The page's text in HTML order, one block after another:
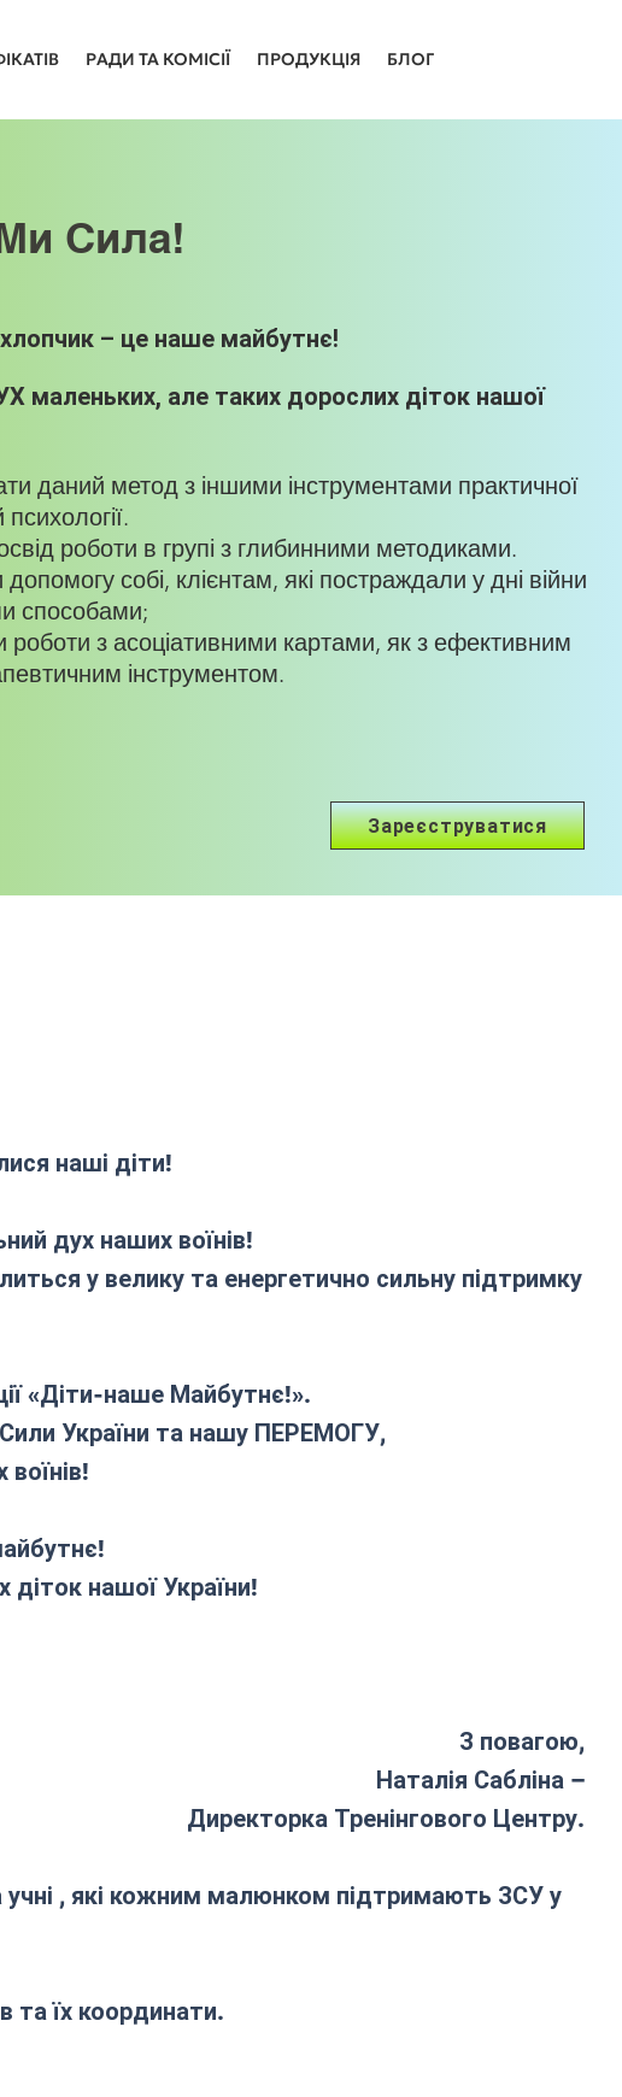
РАДИ ТА КОМІСІЇ ПРОДУКЦІЯ БЛОГ
Сила!
– це наше майбутнє!
маленьких, але таких дорослих діток нашої
даний метод з іншими інструментами практичної
психології.
роботи в групі з глибинними методиками.
собі, клієнтам, які постраждали у дні війни
способами;
з асоціативними картами, як з ефективним
інструментом.
Зареєструватися
наші діти!
дух наших воїнів!
у велику та енергетично сильну підтримку
«Діти-наше Майбутнє!».
України та нашу ПЕРЕМОГУ,
нашої України!
З повагою,
Наталія Сабліна –
Директорка Тренінгового Центру.
, які кожним малюнком підтримають ЗСУ у
та їх координати.